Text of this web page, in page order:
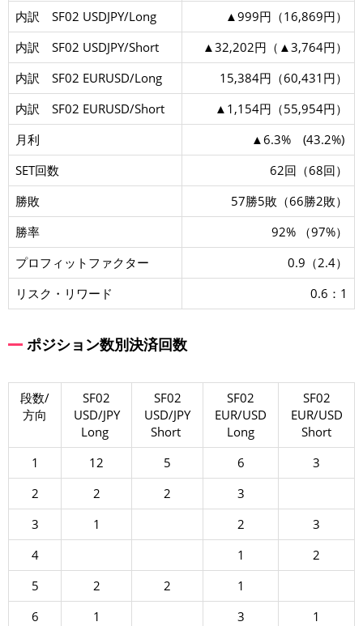
内訳 SF02 USDJPY/Long
▲999円（16,869円）
内訳 SF02 USDJPY/Short
▲32,202円（▲3,764円）
内訳 SF02 EURUSD/Long
15,384円（60,431円）
内訳 SF02 EURUSD/Short
▲1,154円（55,954円）
月利
▲6.3% (43.2%)
SET回数
62回（68回）
勝敗
57勝5敗（66勝2敗）
勝率
92% （97%）
プロフィットファクター
0.9（2.4）
リスク・リワード
0.6：1
ポジション数別決済回数
段数/
方向
SF02
USD/JPY
Long
SF02
USD/JPY
Short
SF02
EUR/USD
Long
SF02
EUR/USD
Short
1
12 5 6
3
2
2 2
3
3
1 2
3
4
1
2
5
2 2
1
6
1 3
1